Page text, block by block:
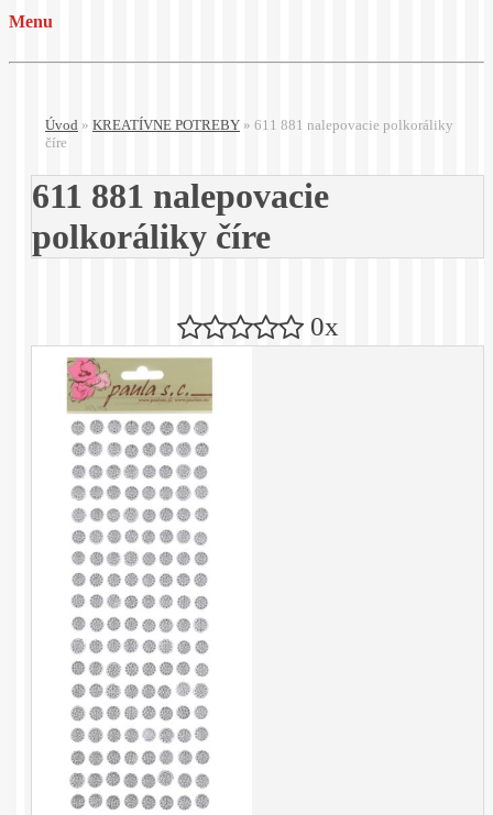
Menu
Úvod » KREATÍVNE POTREBY » 611 881 nalepovacie polkoráliky
číre
611 881 nalepovacie
polkoráliky číre
0x